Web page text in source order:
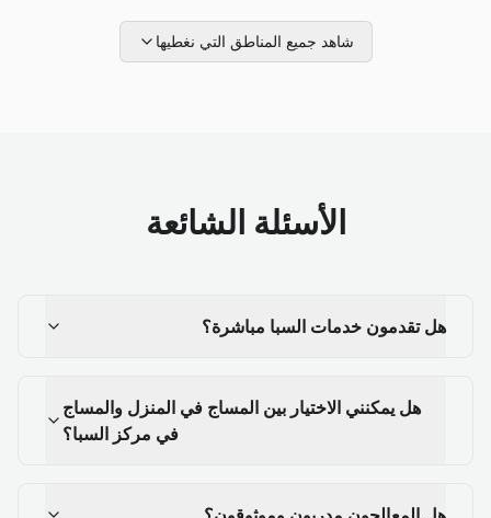
شاهد جميع المناطق التي نغطيها
الأسئلة الشائعة
هل تقدمون خدمات السبا مباشرة؟
هل يمكنني الاختيار بين المساج في المنزل والمساج
في مركز السبا؟